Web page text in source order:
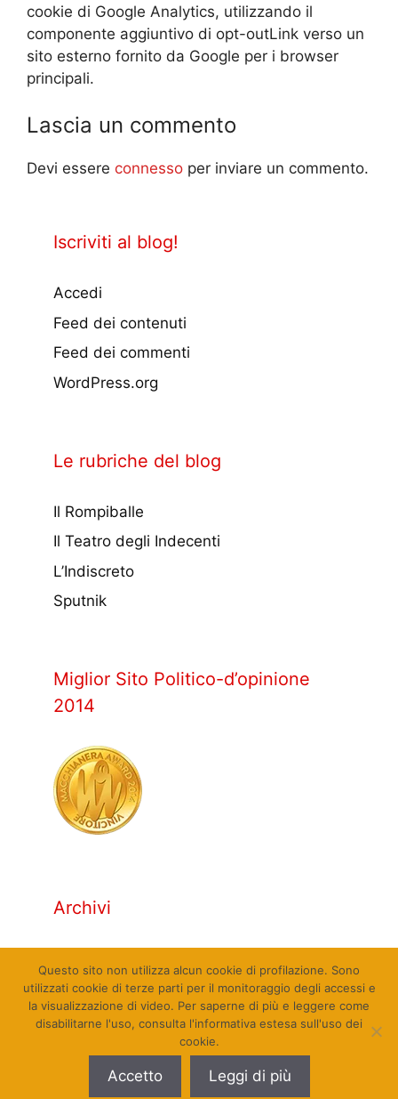
cookie di Google Analytics, utilizzando il
componente aggiuntivo di opt-outLink verso un
sito esterno fornito da Google per i browser
principali.
Lascia un commento
Devi essere connesso per inviare un commento.
Iscriviti al blog!
Accedi
Feed dei contenuti
Feed dei commenti
WordPress.org
Le rubriche del blog
Il Rompiballe
Il Teatro degli Indecenti
L’Indiscreto
Sputnik
Miglior Sito Politico-d’opinione
2014
Archivi
© Qualcosa di Sinistra 2010 - 2026. Tutti i diritti
riservati. Sito web realizzato da Pierpaolo Farina
Questo sito non utilizza alcun cookie di profilazione. Sono
utilizzati cookie di terze parti per il monitoraggio degli accessi e
la visualizzazione di video. Per saperne di più e leggere come
disabilitarne l'uso, consulta l'informativa estesa sull'uso dei
cookie.
Accetto Leggi di più